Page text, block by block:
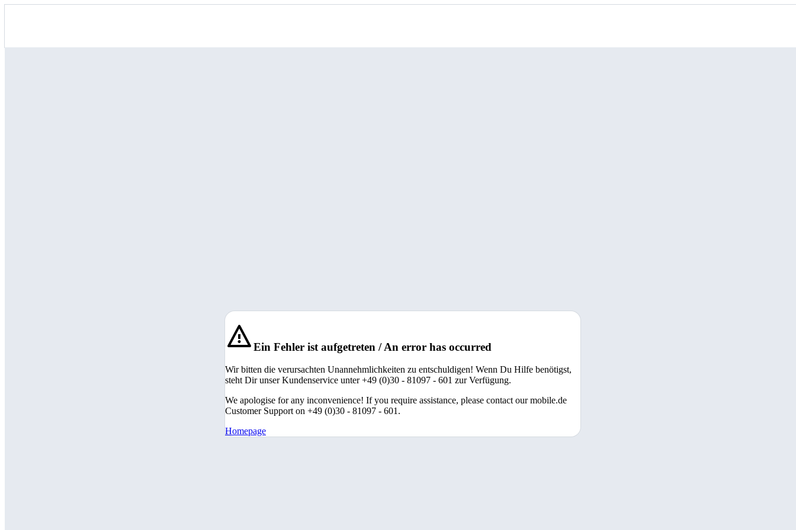
Ein Fehler ist aufgetreten / An error has occurred
Wir bitten die verursachten Unannehmlichkeiten zu entschuldigen! Wenn Du Hilfe benötigst,
steht Dir unser Kundenservice unter +49 (0)30 - 81097 - 601 zur Verfügung.
We apologise for any inconvenience! If you require assistance, please contact our mobile.de
Customer Support on +49 (0)30 - 81097 - 601.
Homepage